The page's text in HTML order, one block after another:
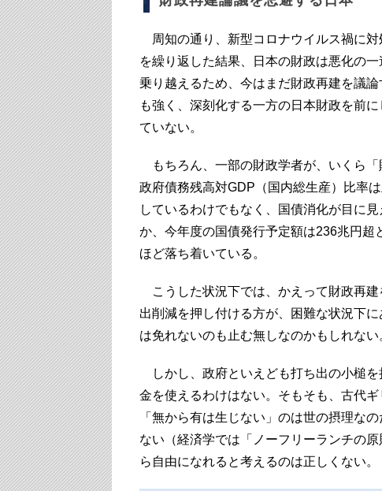
周知の通り、新型コロナウイルス禍に
を繰り返した結果、日本の財政は悪化の
乗り越えるため、今はまだ財政再建を議
も強く、深刻化する一方の日本財政を前
ていない。
もちろん、一部の財政学者が、いくら「
政府債務残高対GDP（国内総生産）比率
しているわけでもなく、国債消化が目に
か、今年度の国債発行予定額は236兆円
ほど落ち着いている。
こうした状況下では、かえって財政再
出削減を押し付ける方が、困難な状況下
は免れないのも止む無しなのかもしれない
しかし、政府といえども打ち出の小槌
金を使えるわけはない。そもそも、古代
「無から有は生じない」のは世の摂理な
ない（経済学では「ノーフリーランチの
ら自由になれると考えるのは正しくない。